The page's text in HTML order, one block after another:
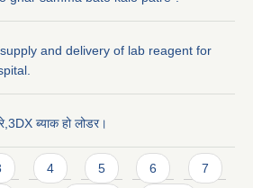
and delivery of lab reagent for
ब्याक हो लोडर।
4 5 6 7